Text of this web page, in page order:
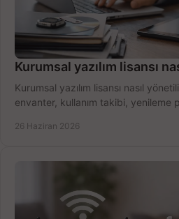
Kurumsal yazılım lisansı
Kurumsal yazılım lisansı nasıl
envanter, kullanım takibi, yenileme
26 Haziran 2026